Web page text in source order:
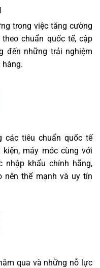
trong việc tăng cường
chuẩn quốc tế, cập
đến những trải nghiệm
hàng.
các tiêu chuẩn quốc tế
máy móc cùng với
khẩu chính hãng,
nên thế mạnh và uy tín
qua và những nỗ lực